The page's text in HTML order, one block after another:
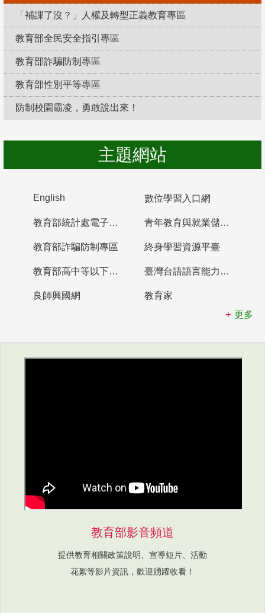
「補課了沒？」人權及轉型正義教育專區
教育部全民安全指引專區
教育部詐騙防制專區
教育部性別平等專區
防制校園霸凌，勇敢說出來！
主題網站
English 數位學習入口網
教育部統計處電子書櫃 青年教育與就業儲蓄帳戶
教育部詐騙防制專區 終身學習資源平臺
教育部高中等以下學校及幼兒園教師資格檢定考試 臺灣台語語言能力認證網站
良師興國網
教育家
更多
教育部影音頻道
提供教育相關政策說明、宣導短片、活動
花絮等影片資訊，歡迎踴躍收看！